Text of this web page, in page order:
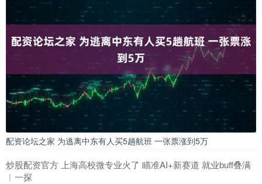
配资论坛之家 为逃离中东有人买5趟航班 一张票涨到5万
炒股配资官方 上海高校微专业火了 瞄准AI+新赛道 就业buff叠满
︱一探